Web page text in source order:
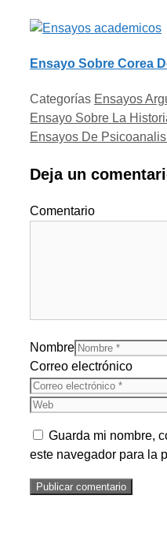
Ensayo Sobre Corea
Categorías Ensayos
Ensayo Sobre La
Ensayos De
Deja un
Comentario
Nombre
Correo electrónico
Guarda mi nombre,
este navegador para la